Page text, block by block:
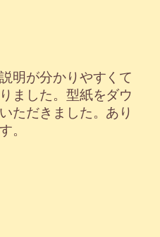
明が分かりやすくて
ました。型紙をダウ
ただきました。あり
。